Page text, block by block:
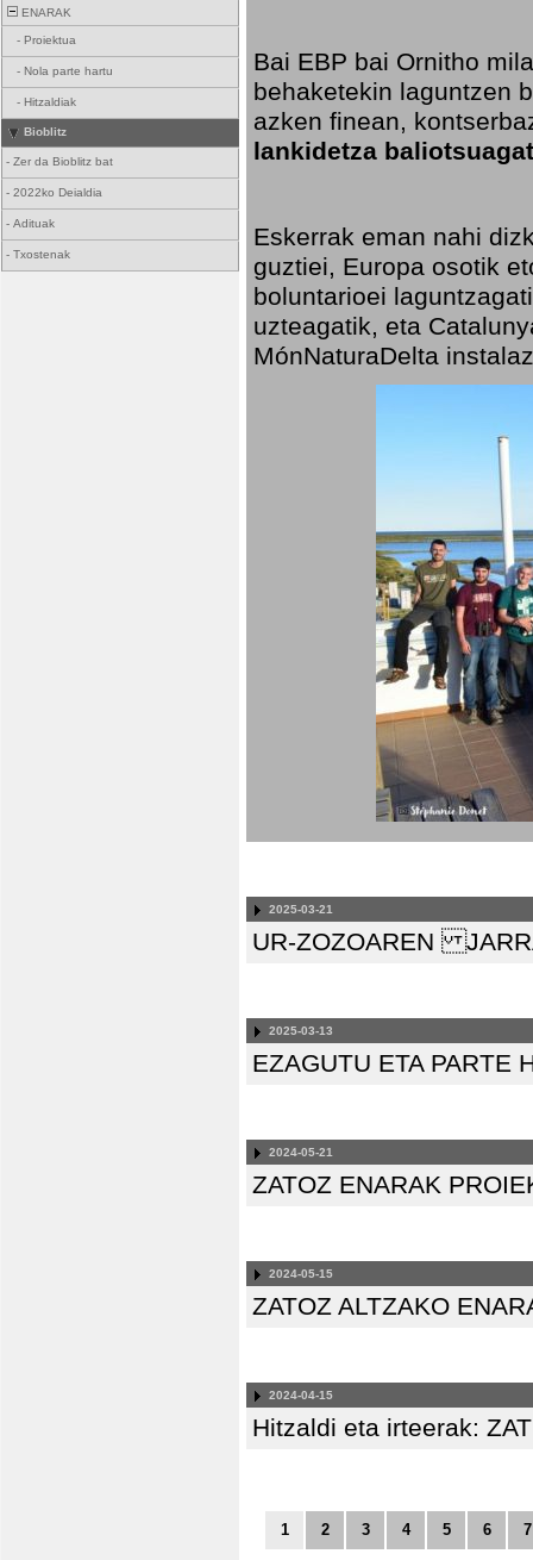
ENARAK
- Proiektua
- Nola parte hartu
- Hitzaldiak
Bioblitz
- Zer da Bioblitz bat
- 2022ko Deialdia
- Adituak
- Txostenak
Bai EBP bai Ornitho
behaketekin laguntzen
azken finean,
lankidetza
Eskerrak eman nahi
guztiei, Europa osotik
boluntarioei
uzteagatik, eta
MónNaturaDelta
2025-03-21
UR-ZOZOAREN
2025-03-13
EZAGUTU ETA PARTE
2024-05-21
ZATOZ ENARAK
2024-05-15
ZATOZ ALTZAKO
2024-04-15
Hitzaldi eta irteerak:
1 2 3 4 5 6 7